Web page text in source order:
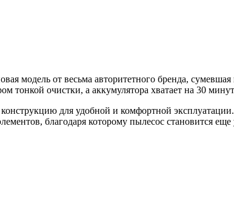
модель от весьма авторитетного бренда, сумевшая
тонкой очистки, а аккумулятора хватает на 30
для удобной и комфортной
благодаря которому пылесос становится еще